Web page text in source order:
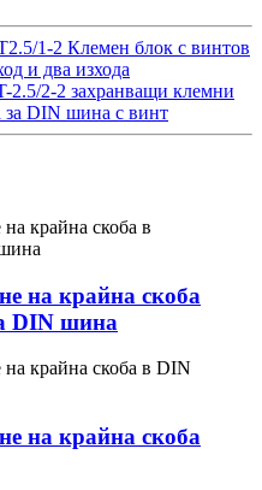
1-2 Клемен блок с винтов
и два изхода
2.5/2-2 захранващи клемни
за DIN шина с винт
на крайна скоба
DIN шина
на крайна скоба